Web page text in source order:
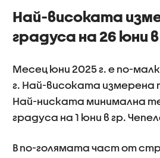
Най-високата
градуса на 26 юни
Месец юни 2025 г. е по-
г. Най-високата измерена
Най-ниската минимална
градуса на 1 юни в гр.
В по-голямата част от